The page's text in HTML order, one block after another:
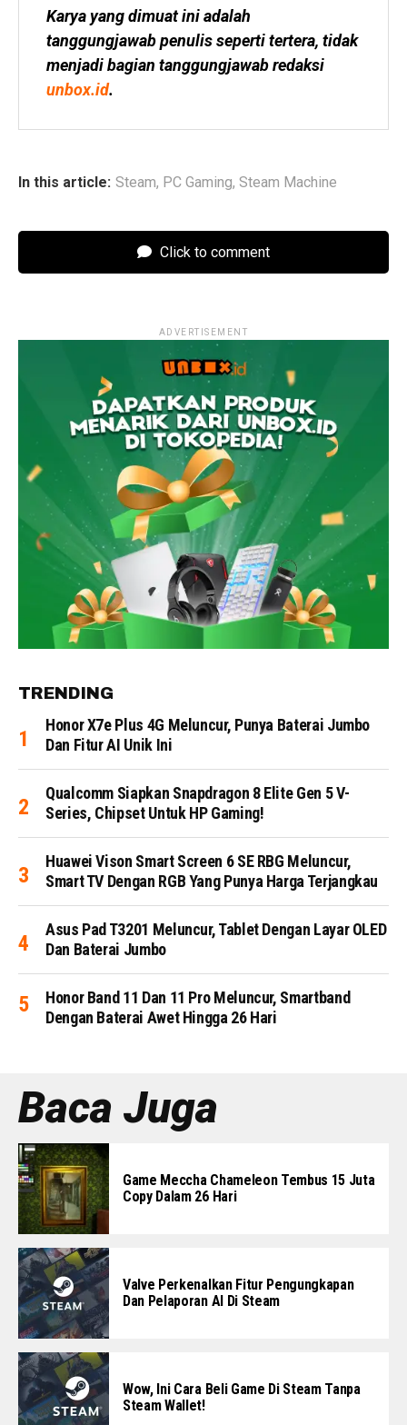
Karya yang dimuat ini adalah
tanggungjawab penulis seperti tertera, tidak
unbox.id.
In this article: Steam, PC Gaming, Steam Machine
Click to comment
ADVERTISEMENT
TRENDING
Honor X7e Plus 4G Meluncur, Punya Baterai Jumbo
Dan Fitur AI Unik Ini
Qualcomm Siapkan Snapdragon 8 Elite Gen 5 V-
Series, Chipset Untuk HP Gaming!
Huawei Vison Smart Screen 6 SE RBG Meluncur,
Smart TV Dengan RGB Yang Punya Harga Terjangkau
Asus Pad T3201 Meluncur, Tablet Dengan Layar OLED
Dan Baterai Jumbo
Honor Band 11 Dan 11 Pro Meluncur, Smartband
Dengan Baterai Awet Hingga 26 Hari
Baca Juga
Game Meccha Chameleon Tembus 15 Juta
Copy Dalam 26 Hari
Valve Perkenalkan Fitur Pengungkapan
Dan Pelaporan AI Di Steam
Wow, Ini Cara Beli Game Di Steam Tanpa
Steam Wallet!